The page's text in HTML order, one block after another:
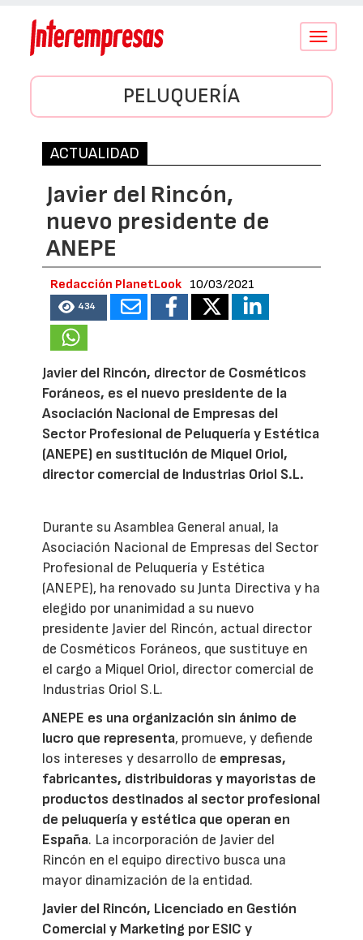
Conmutar
PELUQUERÍA
ACTUALIDAD
Javier del Rincón,
nuevo presidente de
ANEPE
Redacción PlanetLook 10/03/2021
434
Javier del Rincón, director de Cosméticos
Foráneos, es el nuevo presidente de la
Asociación Nacional de Empresas del
Sector Profesional de Peluquería y Estética
(ANEPE) en sustitución de Miquel Oriol,
director comercial de Industrias Oriol S.L.
Durante su Asamblea General anual, la
Asociación Nacional de Empresas del Sector
Profesional de Peluquería y Estética
(ANEPE), ha renovado su Junta Directiva y ha
elegido por unanimidad a su nuevo
presidente Javier del Rincón, actual director
de Cosméticos Foráneos, que sustituye en
el cargo a Miquel Oriol, director comercial de
Industrias Oriol S.L.
ANEPE es una organización sin ánimo de
lucro que representa, promueve, y defiende
los intereses y desarrollo de empresas,
fabricantes, distribuidoras y mayoristas de
productos destinados al sector profesional
de peluquería y estética que operan en
España. La incorporación de Javier del
Rincón en el equipo directivo busca una
mayor dinamización de la entidad.
Javier del Rincón, Licenciado en Gestión
Comercial y Marketing por ESIC y